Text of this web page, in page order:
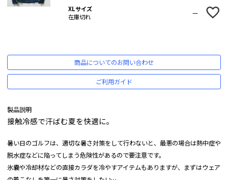
XLサイズ
在庫切れ
—
商品についてのお問い合わせ
ご利用ガイド
製品説明
接触冷感で汗ばむ夏を快適に。
暑い日のゴルフは、適切な暑さ対策をして行わないと、最悪の場合は熱中症や
脱水症などに陥ってしまう危険性があるので要注意です。
氷嚢や冷却材などの直接カラダを冷やすアイテムもありますが、まずはウェア